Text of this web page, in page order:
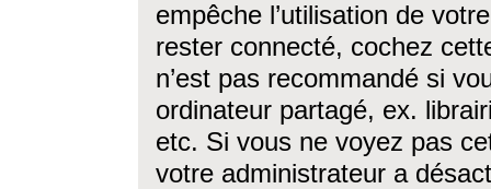
empêche l’utilisation de
rester connecté, cochez
n’est pas recommandé si
ordinateur partagé, ex.
etc. Si vous ne voyez pas
votre administrateur a